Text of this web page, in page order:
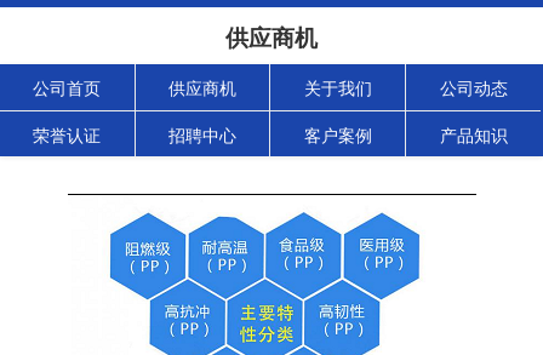
供应商机
公司首页 供应商机 关于我们 公司动态
荣誉认证 招聘中心 客户案例 产品知识